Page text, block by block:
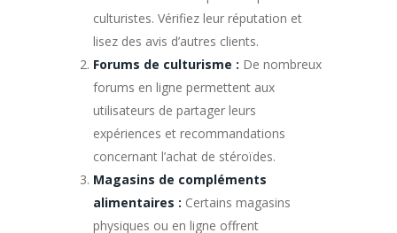
culturistes. Vérifiez leur réputation et
lisez des avis d’autres clients.
Forums de culturisme : De nombreux
forums en ligne permettent aux
utilisateurs de partager leurs
expériences et recommandations
concernant l’achat de stéroïdes.
Magasins de compléments
alimentaires : Certains magasins
physiques ou en ligne offrent